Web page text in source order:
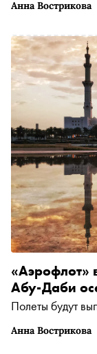
Анна Вострикова
Анна Вострикова
«Аэрофлот»
Абу-Даби
Полеты будут